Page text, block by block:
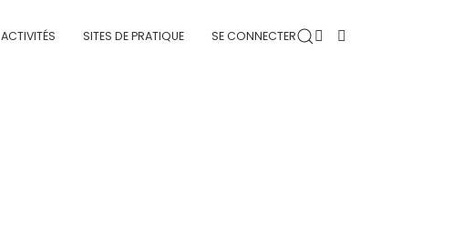
ACTIVITÉS SITES DE PRATIQUE SE CONNECTER